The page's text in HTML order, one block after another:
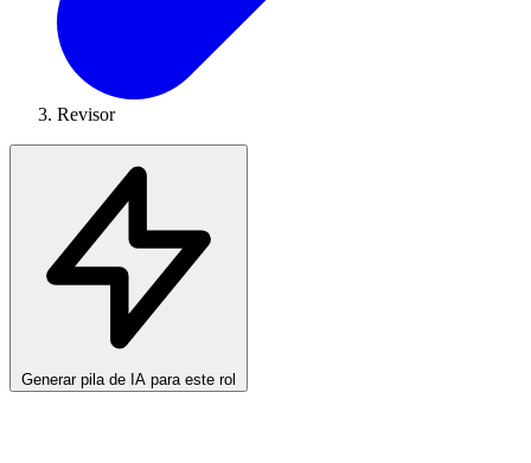
Revisor
Generar pila de IA para este rol